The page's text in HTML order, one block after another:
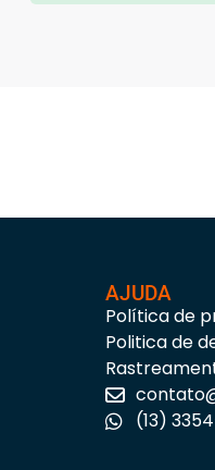
AJUDA
Política de
Politica de
(13)